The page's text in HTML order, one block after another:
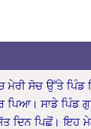
ਮੇਰੀ ਸੋਚ ਉੱਤੇ
ਸਾਡੇ ਪਿੰਡ
ਦਿਨ ਪਿਛੋਂ। ਇਹ